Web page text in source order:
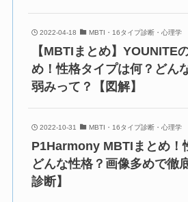
2022-04-18 MBTI・16タイプ診断・心理学
【MBTIまとめ】YOUNITE
め！性格タイプは何？どん
弱みって？【図解】
2022-10-31 MBTI・16タイプ診断・心理学
P1Harmony MBTIまとめ！
どんな性格？画像多めで徹
診断】